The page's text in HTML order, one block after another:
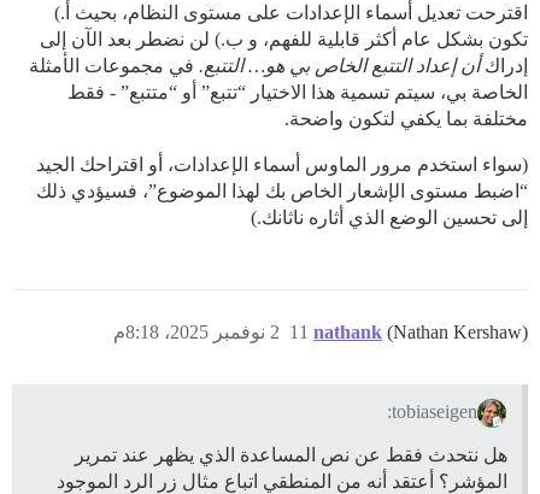
اقترحت تعديل أسماء الإعدادات على مستوى النظام، بحيث أ.)
تكون بشكل عام أكثر قابلية للفهم، و ب.) لن نضطر بعد الآن إلى
إدراكأن إعداد التتبع الخاص بي هو… التتبع. في مجموعات الأمثلة
الخاصة بي، سيتم تسمية هذا الاختيار “تتبع” أو “متتبع” - فقط
مختلفة بما يكفي لتكون واضحة.
(سواء استخدم مرور الماوس أسماء الإعدادات، أو اقتراحك الجيد
“اضبط مستوى الإشعار الخاص بك لهذا الموضوع”، فسيؤدي ذلك
إلى تحسين الوضع الذي أثاره ناثانك.)
nathank (Nathan Kershaw) 2 نوفمبر 2025، 8:18م 11
tobiaseigen:
هل نتحدث فقط عن نص المساعدة الذي يظهر عند تمرير
المؤشر؟ أعتقد أنه من المنطقي اتباع مثال زر الرد الموجود